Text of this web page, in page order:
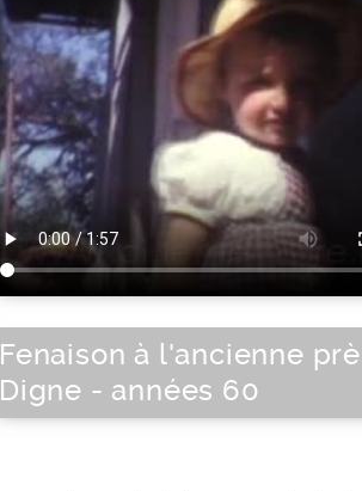
Fenaison à l'ancienne
Digne - années 60